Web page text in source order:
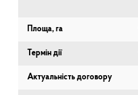
Площа, га
Термін дії
Актуальність договору